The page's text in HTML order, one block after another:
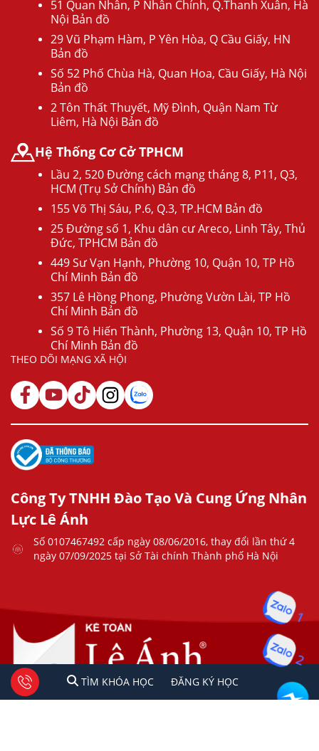
51 Quan Nhân, P Nhân Chính, Q.Thanh Xuân, Hà
Nội Bản đồ
29 Vũ Phạm Hàm, P Yên Hòa, Q Cầu Giấy, HN
Bản đồ
Số 52 Phố Chùa Hà, Quan Hoa, Cầu Giấy, Hà Nội
Bản đồ
2 Tôn Thất Thuyết, Mỹ Đình, Quận Nam Từ
Liêm, Hà Nội Bản đồ
Hệ Thống Cơ Cở TPHCM
Lầu 2, 520 Đường cách mạng tháng 8, P11, Q3,
HCM (Trụ Sở Chính) Bản đồ
155 Võ Thị Sáu, P.6, Q.3, TP.HCM Bản đồ
25 Đường số 1, Khu dân cư Areco, Linh Tây, Thủ
Đức, TPHCM Bản đồ
449 Sư Vạn Hạnh, Phường 10, Quận 10, TP Hồ
Chí Minh Bản đồ
357 Lê Hồng Phong, Phường Vườn Lài, TP Hồ
Chí Minh Bản đồ
Số 9 Tô Hiến Thành, Phường 13, Quận 10, TP Hồ
Chí Minh Bản đồ
THEO DÕI MẠNG XÃ HỘI
Công Ty TNHH Đào Tạo Và Cung Ứng Nhân
Lực Lê Ánh
Số 0107467492 cấp ngày 08/06/2016, thay đổi lần thứ 4
ngày 07/09/2025 tại Sở Tài chính Thành phố Hà Nội
Copyright © 2023 Kế Toán Lê Ánh. All rights reserved
TÌM KHÓA HỌC ĐĂNG KÍ HỌC
1 2 Tư vấn facebook
TÌM KHÓA HỌC ĐĂNG KÝ HỌC
1
2